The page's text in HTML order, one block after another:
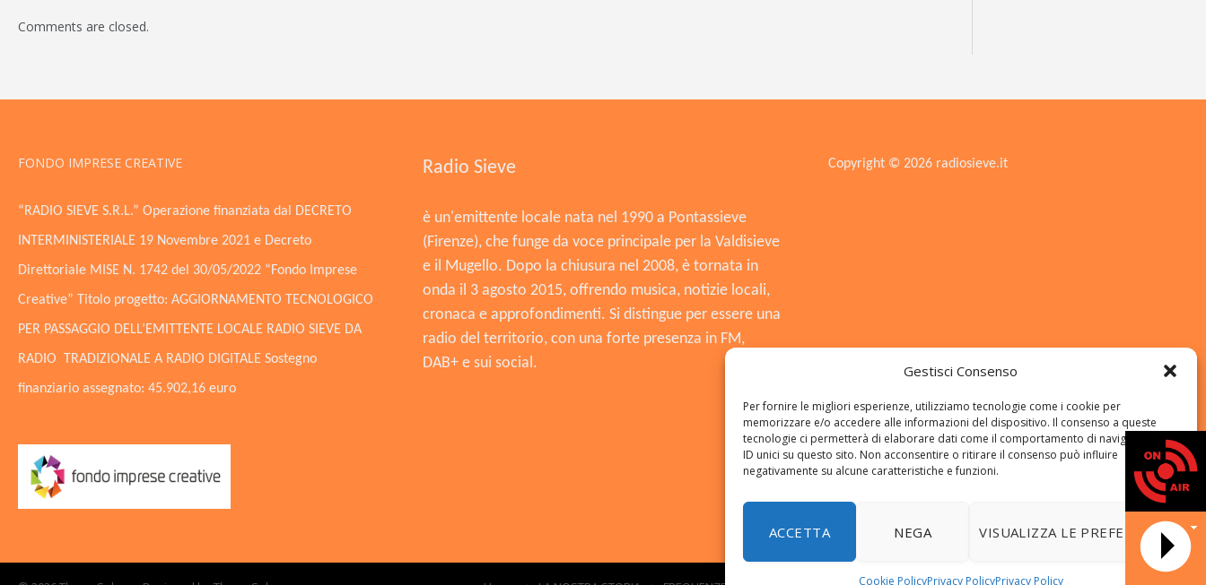
Gestisci Consenso
Per fornire le migliori esperienze, utilizziamo tecnologie come i cookie per
memorizzare e/o accedere alle informazioni del dispositivo. Il consenso a queste
tecnologie ci permetterà di elaborare dati come il comportamento di navigazione o
ID unici su questo sito. Non acconsentire o ritirare il consenso può influire
negativamente su alcune caratteristiche e funzioni.
ACCETTA NEGA VISUALIZZA LE PREFERENZE
Cookie PolicyPrivacy PolicyPrivacy Policy
Comments are closed.
FONDO IMPRESE CREATIVE
“RADIO SIEVE S.R.L.” Operazione finanziata dal DECRETO
INTERMINISTERIALE 19 Novembre 2021 e Decreto
Direttoriale MISE N. 1742 del 30/05/2022 “Fondo Imprese
Creative” Titolo progetto: AGGIORNAMENTO TECNOLOGICO
PER PASSAGGIO DELL’EMITTENTE LOCALE RADIO SIEVE DA
RADIO TRADIZIONALE A RADIO DIGITALE Sostegno
finanziario assegnato: 45.902,16 euro
Radio Sieve
è un'emittente locale nata nel 1990 a Pontassieve
(Firenze), che funge da voce principale per la Valdisieve
e il Mugello. Dopo la chiusura nel 2008, è tornata in
onda il 3 agosto 2015, offrendo musica, notizie locali,
cronaca e approfondimenti. Si distingue per essere una
radio del territorio, con una forte presenza in FM,
DAB+ e sui social.
Copyright © 2026 radiosieve.it
DATA